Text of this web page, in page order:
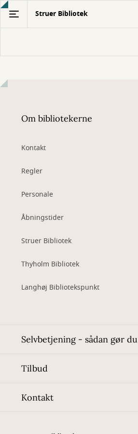
Gå
hovedindhold
Struer Bibliotek
Om bibliotekerne
Kontakt
Regler
Personale
Åbningstider
Struer Bibliotek
Thyholm Bibliotek
Langhøj Bibliotekspunkt
Selvbetjening - sådan gør du
Tilbud
Kontakt